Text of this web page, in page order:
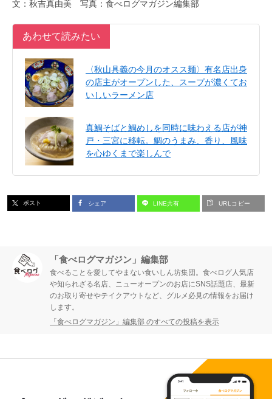
文：秋吉真由美 写真：食べログマガジン編集部
あわせて読みたい
〈秋山具義の今月のオスス麺〉有名店出身
の店主がオープンした、スープが濃くてお
いしいラーメン店
真鯛そばと鯛めしを同時に味わえる店が神
戸・三宮に移転。鯛のうまみ、香り、風味
を心ゆくまで楽しんで
ポスト シェア LINE共有 URLコピー
「食べログマガジン」編集部
食べることを愛してやまない食いしん坊集団。食べログ人気店
や知られざる名店、ニューオープンのお店にSNS話題店、最新
のお取り寄せやテイクアウトなど、グルメ必見の情報をお届け
します。
「食べログマガジン」編集部 のすべての投稿を表示